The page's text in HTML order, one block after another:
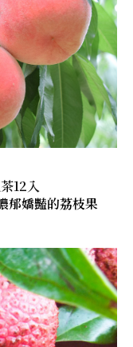
12入
郁嬌豔的荔枝果